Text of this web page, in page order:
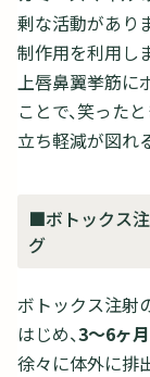
剰な活動があり
制作用を利用し
上唇鼻翼挙筋
ことで、笑った
立ち軽減が図れ
■ボトックス
グ
ボトックス注射
はじめ、3〜6ヶ
徐々に体外に排